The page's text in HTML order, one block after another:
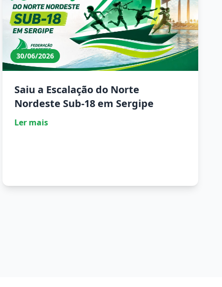
30/06/2026
Saiu a Escalação do Norte
Nordeste Sub-18 em Sergipe
Ler mais